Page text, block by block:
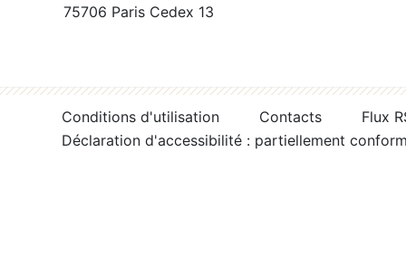
75706 Paris Cedex 13
Conditions d'utilisation Contacts
Flux
Déclaration d'accessibilité : partiellement